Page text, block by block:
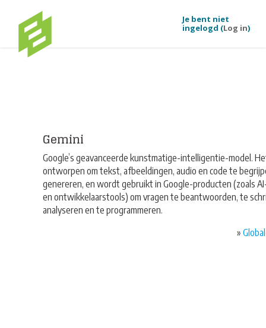
Je bent niet
ingelogd (Log in)
Gemini
Google’s geavanceerde kunstmatige-intelligentie-model.
ontworpen om tekst, afbeeldingen, audio en code te
genereren, en wordt gebruikt in Google-producten (zoals
en ontwikkelaarstools) om vragen te beantwoorden, te
analyseren en te programmeren.
»